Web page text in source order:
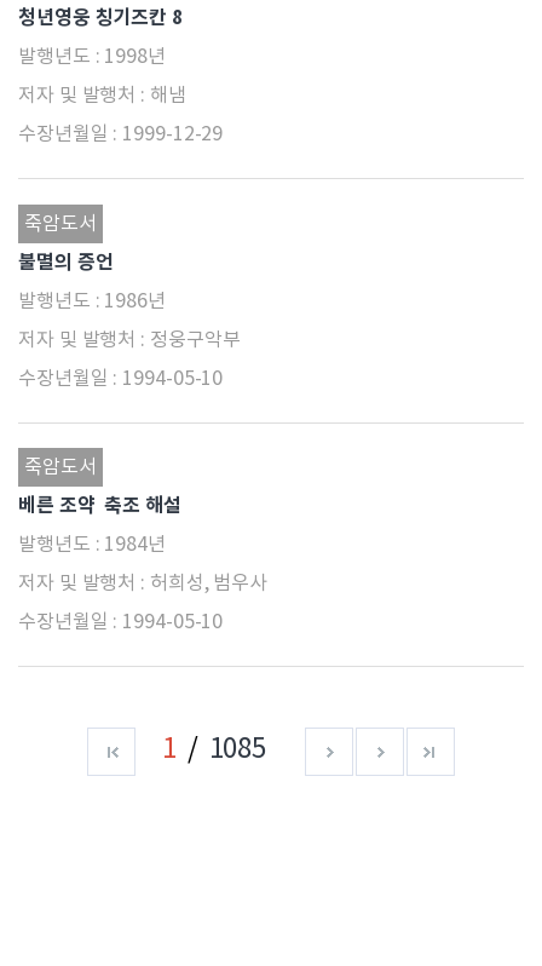
청년영웅 칭기즈칸 8
1998년
해냄
1999-12-29
죽암도서
불멸의 증언
1986년
정웅구악부
1994-05-10
죽암도서
베른 조약 축조 해설
1984년
허희성, 범우사
1994-05-10
1 1085